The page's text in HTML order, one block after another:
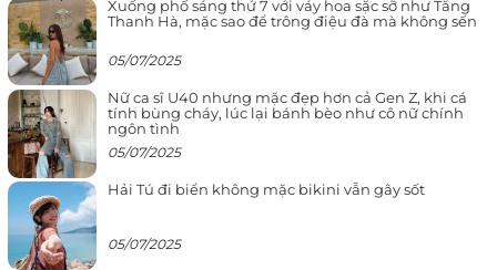
Xuống phố sáng thứ 7 với váy hoa sặc sỡ như Tăng
Thanh Hà, mặc sao để trông điệu đà mà không sến
05/07/2025
Nữ ca sĩ U40 nhưng mặc đẹp hơn cả Gen Z, khi cá
tính bùng cháy, lúc lại bánh bèo như cô nữ chính
ngôn tình
05/07/2025
Hải Tú đi biển không mặc bikini vẫn gây sốt
05/07/2025